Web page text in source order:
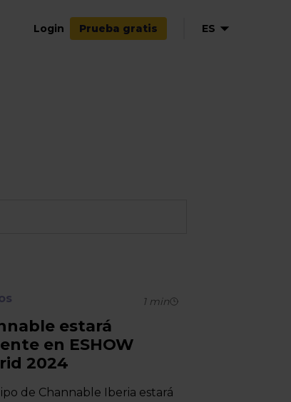
Login Prueba gratis ES
1min
estará
en ESHOW
2024
de Channable Iberia estará